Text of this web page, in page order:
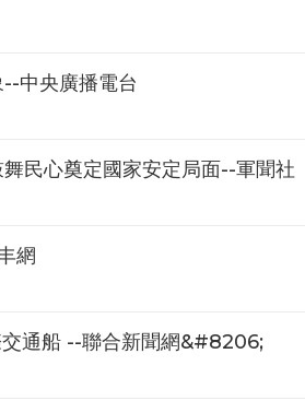
中央廣播電台
民心奠定國家安定局面--軍聞社
網
通船 --聯合新聞網&#8206;